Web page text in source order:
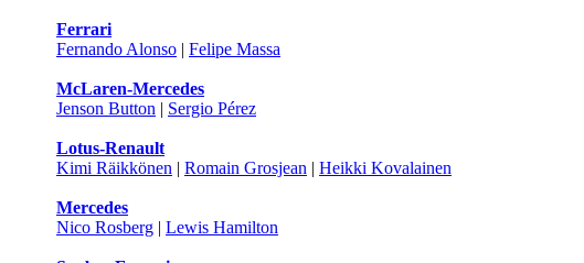
Ferrari
Fernando Alonso | Felipe Massa
McLaren-Mercedes
Jenson Button | Sergio Pérez
Lotus-Renault
Kimi Räikkönen | Romain Grosjean | Heikki Kovalainen
Mercedes
Nico Rosberg | Lewis Hamilton